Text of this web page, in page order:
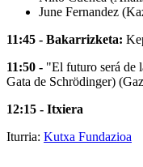
June Fernandez
11:45 - Bakarrizketa:
11:50 - "El futuro será de
Gata de Schrödinger)
12:15 - Itxiera
Iturria: Kutxa Fundazioa